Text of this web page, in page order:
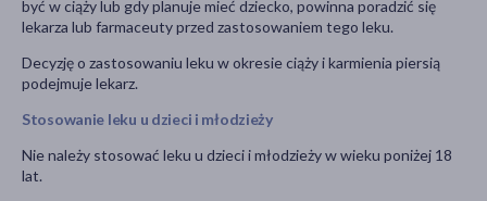
być w ciąży lub gdy planuje mieć dziecko, powinna poradzić się
lekarza lub farmaceuty przed zastosowaniem tego leku.
Decyzję o zastosowaniu leku w okresie ciąży i karmienia piersią
podejmuje lekarz.
Stosowanie leku u dzieci i młodzieży
Nie należy stosować leku u dzieci i młodzieży w wieku poniżej 18
lat.